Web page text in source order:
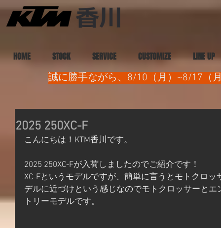
HOME STOCK SERVICE CUSTOMIZE LINE UP
誠に勝手ながら、8/10（月）~8/17（
2025 250XC-F
こんにちは！KTM香川です。
2025 250XC-Fが入荷しましたのでご紹介です！
XC-Fというモデルですが、簡単に言うとモトクロ
デルに近づけという感じなのでモトクロッサーと
トリーモデルです。